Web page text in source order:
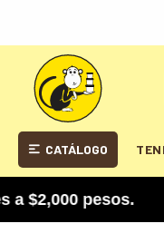
CATÁLOGO
pesos. •